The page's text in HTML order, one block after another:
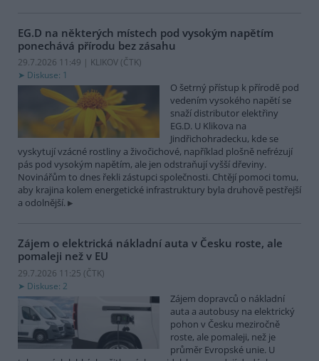
EG.D na některých místech pod vysokým napětím
ponechává přírodu bez zásahu
29.7.2026 11:49 | KLIKOV (ČTK)
Diskuse: 1
O šetrný přístup k přírodě pod
vedením vysokého napětí se
snaží distributor elektřiny
EG.D. U Klikova na
Jindřichohradecku, kde se
vyskytují vzácné rostliny a živočichové, například plošně nefrézují
pás pod vysokým napětím, ale jen odstraňují vyšší dřeviny.
Novinářům to dnes řekli zástupci společnosti. Chtějí pomoci tomu,
aby krajina kolem energetické infrastruktury byla druhově pestřejší
a odolnější.
Zájem o elektrická nákladní auta v Česku roste, ale
pomaleji než v EU
29.7.2026 11:25 (ČTK)
Diskuse: 2
Zájem dopravců o nákladní
auta a autobusy na elektrický
pohon v Česku meziročně
roste, ale pomaleji, než je
průměr Evropské unie. U